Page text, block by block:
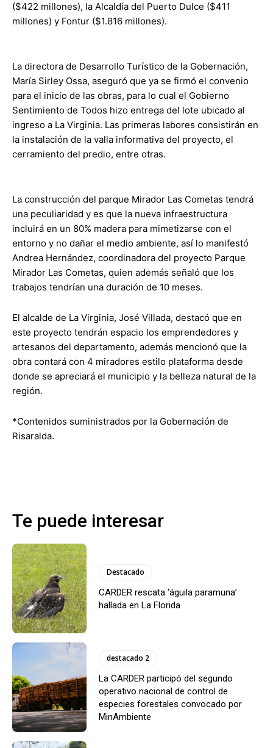
($422 millones), la Alcaldía del Puerto Dulce ($411
millones) y Fontur ($1.816 millones).
La directora de Desarrollo Turístico de la Gobernación,
María Sirley Ossa, aseguró que ya se firmó el convenio
para el inicio de las obras, para lo cual el Gobierno
Sentimiento de Todos hizo entrega del lote ubicado al
ingreso a La Virginia. Las primeras labores consistirán en
la instalación de la valla informativa del proyecto, el
cerramiento del predio, entre otras.
La construcción del parque Mirador Las Cometas tendrá
una peculiaridad y es que la nueva infraestructura
incluirá en un 80% madera para mimetizarse con el
entorno y no dañar el medio ambiente, así lo manifestó
Andrea Hernández, coordinadora del proyecto Parque
Mirador Las Cometas, quien además señaló que los
trabajos tendrían una duración de 10 meses.
El alcalde de La Virginia, José Villada, destacó que en
este proyecto tendrán espacio los emprendedores y
artesanos del departamento, además mencionó que la
obra contará con 4 miradores estilo plataforma desde
donde se apreciará el municipio y la belleza natural de la
región.
*Contenidos suministrados por la Gobernación de
Risaralda.
Te puede interesar
Destacado
CARDER rescata ‘águila paramuna’
hallada en La Florida
destacado 2
La CARDER participó del segundo
operativo nacional de control de
especies forestales convocado por
MinAmbiente